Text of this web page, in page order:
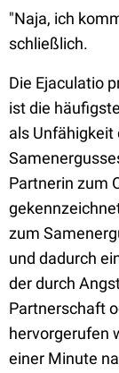
"Naja, ich
schließlich.
Die Ejaculatio
ist die
als
Partnerin zum
zum
und dadurch
der durch
Partnerschaft
hervorgerufen
einer Minute